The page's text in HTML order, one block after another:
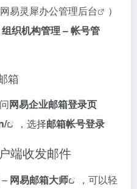
网易灵犀办公管理后台
）
组织机构管理 – 帐号管
箱
网易企业邮箱登录页
，选择邮箱帐号登录
端收发邮件
网易邮箱大师
，可以轻